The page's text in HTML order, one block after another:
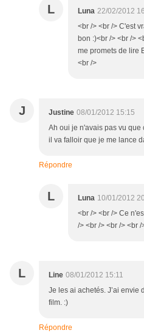
L Luna 22/02/2012
<br /> <br /> C'est
bon :)<br /> <br />
me promets de lire
<br />
J Justine 08/01/2012 15:15
Ah oui je n'avais pas vu que
il va falloir que je me lance
Répondre
L Luna 10/01/2012
<br /> <br /> Ce
/> <br /> <br /> <br /
L Line 08/01/2012 15:11
Je les ai achetés. J’ai envie
film. :)
Répondre